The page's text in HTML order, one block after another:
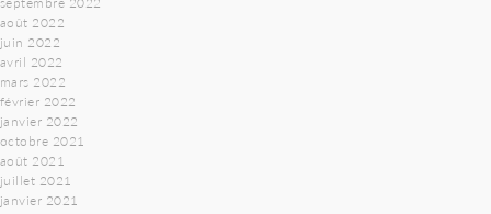
août 2022
juin 2022
avril 2022
mars 2022
février 2022
janvier 2022
octobre 2021
août 2021
juillet 2021
janvier 2021